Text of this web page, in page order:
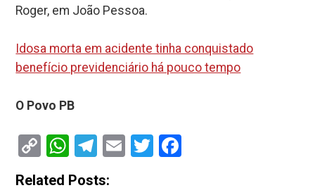
Roger, em João Pessoa.
Idosa morta em acidente tinha conquistado
benefício previdenciário há pouco tempo
O Povo PB
Copy
Link
WhatsApp
Telegram
EmailTwitter
Related Posts: